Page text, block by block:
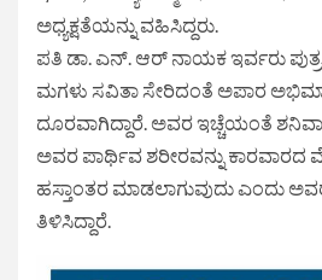
ಅಧ್ಯಕ್ಷತೆಯನ್ನು ವಹಿಸಿದ್ದರು.
ಪತಿ ಡಾ. ಎನ್. ಆರ್ ನಾಯಕ ಇರ್ವರು
ಮಗಳು ಸವಿತಾ ಸೇರಿದಂತೆ ಅಪಾರ
ದೂರವಾಗಿದ್ದಾರೆ. ಅವರ ಇಚ್ಚೆಯಂತೆ
ಅವರ ಪಾರ್ಥಿವ ಶರೀರವನ್ನು
ಹಸ್ತಾಂತರ ಮಾಡಲಾಗುವುದು ಎಂದು
ತಿಳಿಸಿದ್ದಾರೆ.